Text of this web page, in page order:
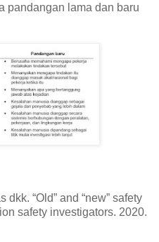
pandangan lama dan baru
“Old” and “new” safety
safety investigators. 2020.